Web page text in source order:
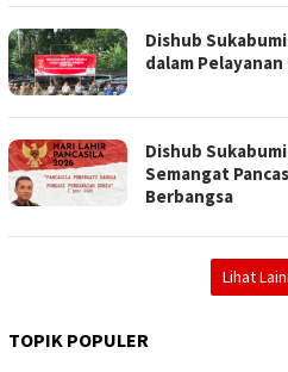
Dishub
dalam
Dishub
Semangat
Berbangsa
Lihat
TOPIK POPULER